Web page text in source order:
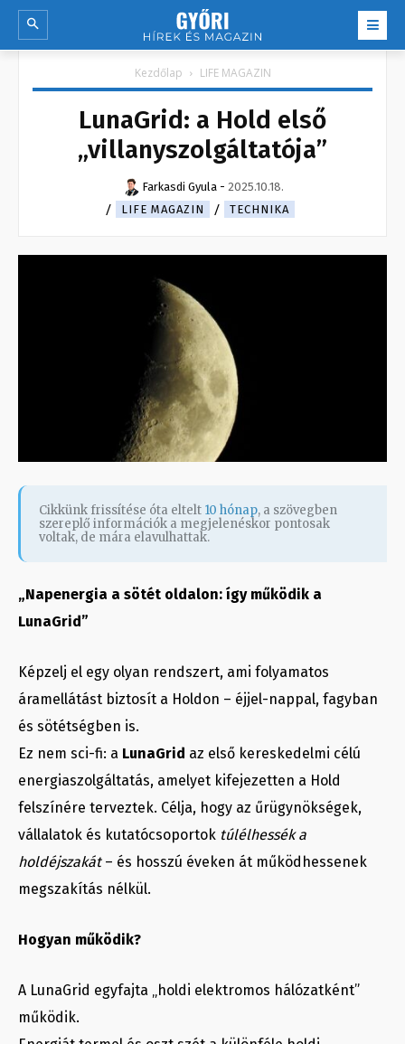
Kezdőlap LIFE MAGAZIN
LunaGrid: a Hold első
„villanyszolgáltatója”
Farkasdi Gyula - 2025.10.18.
LIFE MAGAZIN
TECHNIKA
Cikkünk frissítése óta eltelt 10 hónap, a szövegben
szereplő információk a megjelenéskor pontosak
voltak, de mára elavulhattak.
„Napenergia a sötét oldalon: így működik a
LunaGrid”
Képzelj el egy olyan rendszert, ami folyamatos
áramellátást biztosít a Holdon – éjjel-nappal, fagyban
és sötétségben is.
Ez nem sci-fi: a LunaGrid az első kereskedelmi célú
energiaszolgáltatás, amelyet kifejezetten a Hold
felszínére terveztek. Célja, hogy az űrügynökségek,
vállalatok és kutatócsoportok túlélhessék a
holdéjszakát– és hosszú éveken át működhessenek
megszakítás nélkül.
Hogyan működik?
A LunaGrid egyfajta „holdi elektromos hálózatként”
működik.